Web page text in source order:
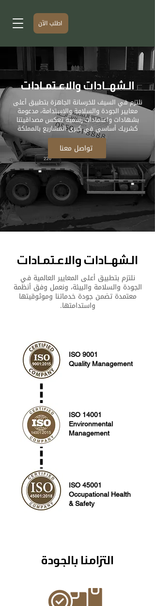
اطلب الآن
الـشهــادات والاعـتمـادات
نلتزم في السيف للخرسانة الجاهزة بتطبيق أعلى
معايير الجودة والسلامة والاستدامة، مدعومة
بشهادات واعتمادات رسمية تعكس مصداقيتنا
كشريك أساسي في كبرى المشاريع بالمملكة
تواصل معنا
الـشهــادات والاعـتمـادات
نلتزم بتطبيق أعلى المعايير العالمية في
الجودة والسلامة والبيئة، ونعمل وفق أنظمة
معتمدة تضمن جودة خدماتنا وموثوقيتها
واستدامتها.
ISO 9001
Quality Management
ISO 14001
Environmental
Management
ISO 45001
Occupational Health
& Safety
التزامنا بالجودة